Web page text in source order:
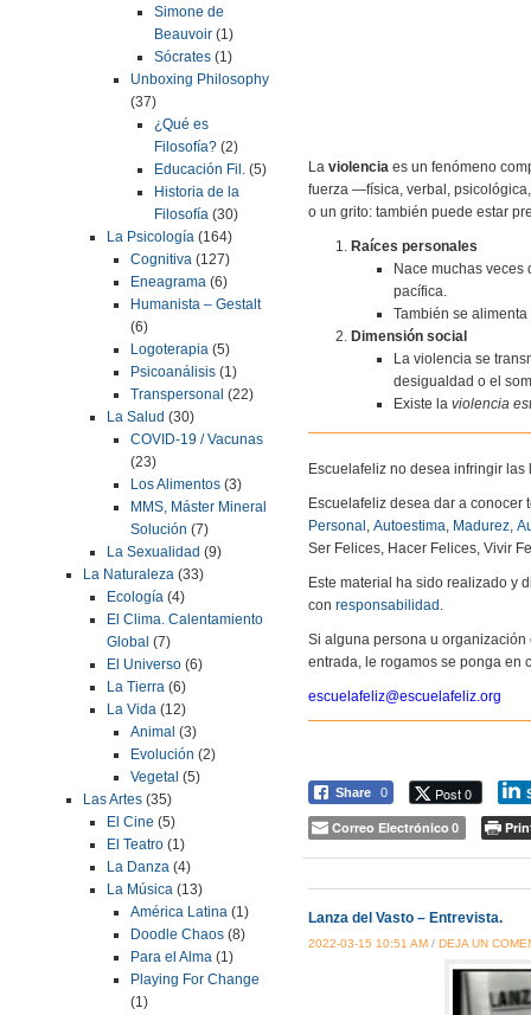
Simone de
Beauvoir (1)
Sócrates (1)
Unboxing Philosophy
(37)
¿Qué es
Filosofía? (2)
Educación Fil. (5)
Historia de la
Filosofía (30)
La Psicología (164)
Cognitiva (127)
Eneagrama (6)
Humanista – Gestalt
(6)
Logoterapia (5)
Psicoanálisis (1)
Transpersonal (22)
La Salud (30)
COVID-19 / Vacunas
(23)
Los Alimentos (3)
MMS, Máster Mineral
Solución (7)
La Sexualidad (9)
La Naturaleza (33)
Ecología (4)
El Clima. Calentamiento
Global (7)
El Universo (6)
La Tierra (6)
La Vida (12)
Animal (3)
Evolución (2)
Vegetal (5)
Las Artes (35)
El Cine (5)
El Teatro (1)
La Danza (4)
La Música (13)
América Latina (1)
Doodle Chaos (8)
Para el Alma (1)
Playing For Change
(1)
La violencia es un fenómeno
fuerza —física, verbal,
o un grito: también puede estar
Raíces personales
Nace muchas veces
pacífica.
También se
Dimensión social
La violencia se
desigualdad o el
Existe la violencia
Escuelafeliz no desea infringir
Escuelafeliz desea dar a
Personal Autoestima Madurez
Ser Felices, Hacer Felices, Vivir
Este material ha sido realizado y
con responsabilidad
Si alguna persona u
entrada, le rogamos se ponga en
escuelafeliz@escuelafeliz.org
Share 0 Post 0
Correo Electrónico 0
Lanza del Vasto – Entrevista.
2022-03-15 10:51 AM / DEJA UN